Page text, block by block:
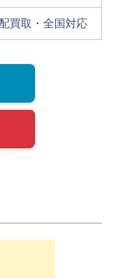
買取・全国対応